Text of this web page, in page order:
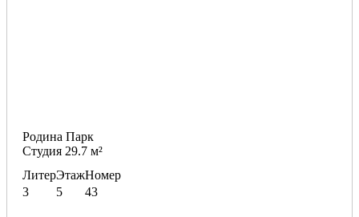
Родина Парк
Студия 29.7 м²
Литер
3
Этаж
5
Номер
43